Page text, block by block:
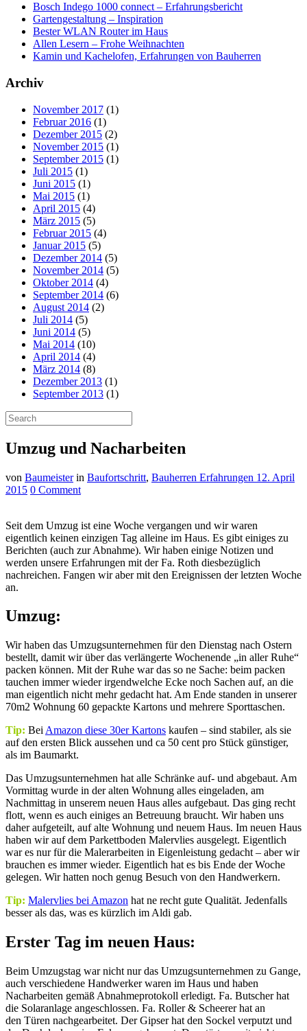
Bosch Indego 1000 connect – Erfahrungsbericht
Gartengestaltung – Inspiration
Bester WLAN Router im Haus
Allen Lesern – Frohe Weihnachten
Kamin und Kachelofen, Erfahrungen von Bauherren
Archiv
November 2017 (1)
Februar 2016 (1)
Dezember 2015 (2)
November 2015 (1)
September 2015 (1)
Juli 2015 (1)
Juni 2015 (1)
Mai 2015 (1)
April 2015 (4)
März 2015 (5)
Februar 2015 (4)
Januar 2015 (5)
Dezember 2014 (5)
November 2014 (5)
Oktober 2014 (4)
September 2014 (6)
August 2014 (2)
Juli 2014 (5)
Juni 2014 (5)
Mai 2014 (10)
April 2014 (4)
März 2014 (8)
Dezember 2013 (1)
September 2013 (1)
Umzug und Nacharbeiten
von Baumeisterin Baufortschritt, Bauherren Erfahrungen 12. April
2015 0 Comment
Seit dem Umzug ist eine Woche vergangen und wir waren
eigentlich keinen einzigen Tag alleine im Haus. Es gibt einiges zu
Berichten (auch zur Abnahme). Wir haben einige Notizen und
werden unsere Erfahrungen mit der Fa. Roth diesbezüglich
nachreichen. Fangen wir aber mit den Ereignissen der letzten Woche
an.
Umzug:
Wir haben das Umzugsunternehmen für den Dienstag nach Ostern
bestellt, damit wir über das verlängerte Wochenende „in aller Ruhe“
packen können. Mit der Ruhe war das so ne Sache: beim packen
tauchen immer wieder irgendwelche Ecke noch Sachen auf, an die
man eigentlich nicht mehr gedacht hat. Am Ende standen in unserer
70m2 Wohnung 60 gepackte Kartons und mehrere Sporttaschen.
Tip: Bei Amazon diese 30er Kartons kaufen – sind stabiler, als sie
auf den ersten Blick aussehen und ca 50 cent pro Stück günstiger,
als im Baumarkt.
Das Umzugsunternehmen hat alle Schränke auf- und abgebaut. Am
Vormittag wurde in der alten Wohnung alles eingeladen, am
Nachmittag in unserem neuen Haus alles aufgebaut. Das ging recht
flott, wenn es auch einiges an Betreuung braucht. Wir haben uns
daher aufgeteilt, auf alte Wohnung und neuem Haus. Im neuen Haus
haben wir auf dem Parkettboden Malervlies ausgelegt. Eigentlich
war es nur für die Malerarbeiten in Eigenleistung gedacht – aber wir
brauchen es immer wieder. Eigentlich hat es bis Ende der Woche
gelegen. Wir hatten noch genug Besuch von den Handwerkern.
Tip: Malervlies bei Amazon hat ne recht gute Qualität. Jedenfalls
besser als das, was es kürzlich im Aldi gab.
Erster Tag im neuen Haus:
Beim Umzugstag war nicht nur das Umzugsunternehmen zu Gange,
auch verschiedene Handwerker waren im Haus und haben
Nacharbeiten gemäß Abnahmeprotokoll erledigt. Fa. Butscher hat
die Solaranlage angeschlossen. Fa. Roller & Scheerer hat an
den Türen nachgearbeitet. Der Gipser hat den Sockel verputzt und